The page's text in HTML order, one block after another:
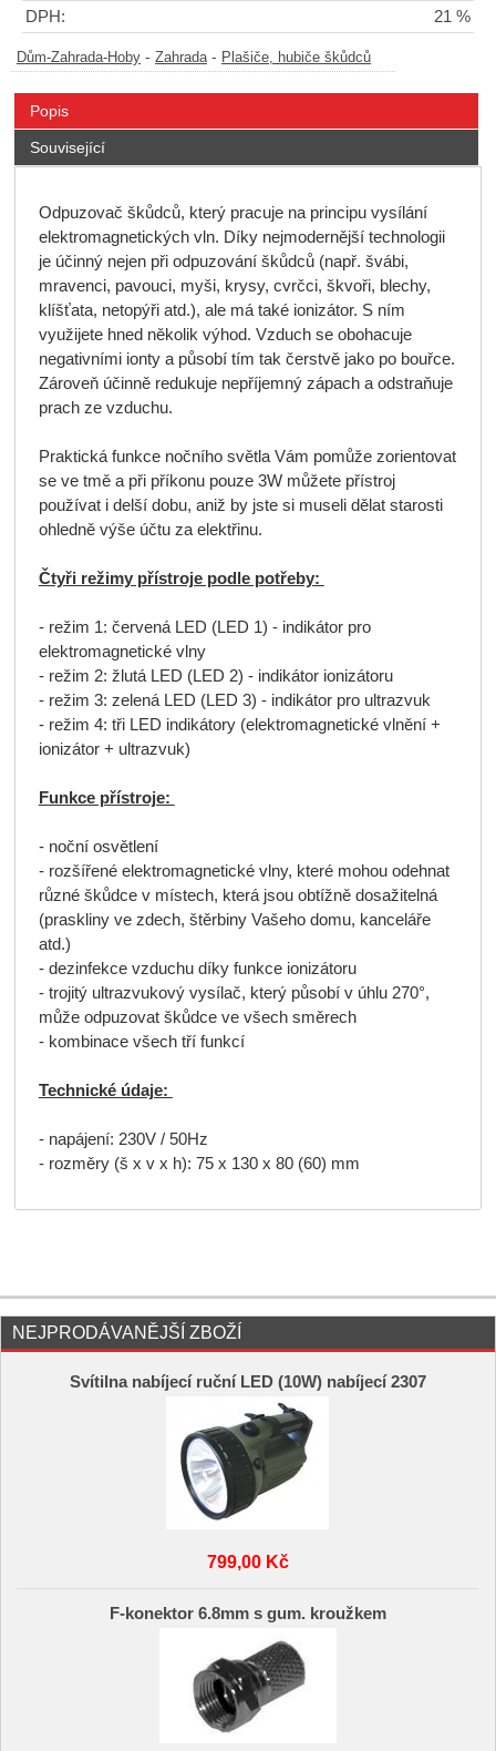
DPH: 21 %
Dům-Zahrada-Hoby - Zahrada- Plašiče, hubiče škůdců
Popis
Související
Odpuzovač škůdců, který pracuje na principu vysílání
elektromagnetických vln. Díky nejmodernější technologii
je účinný nejen při odpuzování škůdců (např. švábi,
mravenci, pavouci, myši, krysy, cvrčci, škvoři, blechy,
klíšťata, netopýři atd.), ale má také ionizátor. S ním
využijete hned několik výhod. Vzduch se obohacuje
negativními ionty a působí tím tak čerstvě jako po bouřce.
Zároveň účinně redukuje nepříjemný zápach a odstraňuje
prach ze vzduchu.
Praktická funkce nočního světla Vám pomůže zorientovat
se ve tmě a při příkonu pouze 3W můžete přístroj
používat i delší dobu, aniž by jste si museli dělat starosti
ohledně výše účtu za elektřinu.
Čtyři režimy přístroje podle potřeby:
- režim 1: červená LED (LED 1) - indikátor pro
elektromagnetické vlny
- režim 2: žlutá LED (LED 2) - indikátor ionizátoru
- režim 3: zelená LED (LED 3) - indikátor pro ultrazvuk
- režim 4: tři LED indikátory (elektromagnetické vlnění +
ionizátor + ultrazvuk)
Funkce přístroje:
- noční osvětlení
- rozšířené elektromagnetické vlny, které mohou odehnat
různé škůdce v místech, která jsou obtížně dosažitelná
(praskliny ve zdech, štěrbiny Vašeho domu, kanceláře
atd.)
- dezinfekce vzduchu díky funkce ionizátoru
- trojitý ultrazvukový vysílač, který působí v úhlu 270°,
může odpuzovat škůdce ve všech směrech
- kombinace všech tří funkcí
Technické údaje:
- napájení: 230V / 50Hz
- rozměry (š x v x h): 75 x 130 x 80 (60) mm
NEJPRODÁVANĚJŠÍ ZBOŽÍ
Svítilna nabíjecí ruční LED (10W) nabíjecí 2307
799,00 Kč
F-konektor 6.8mm s gum. kroužkem